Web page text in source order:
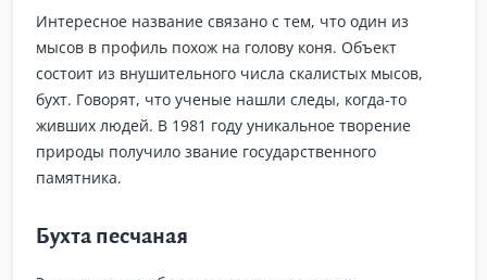
Интересное название связано с тем, что один из
мысов в профиль похож на голову коня. Объект
состоит из внушительного числа скалистых мысов,
бухт. Говорят, что ученые нашли следы, когда-то
живших людей. В 1981 году уникальное творение
природы получило звание государственного
памятника.
Бухта песчаная